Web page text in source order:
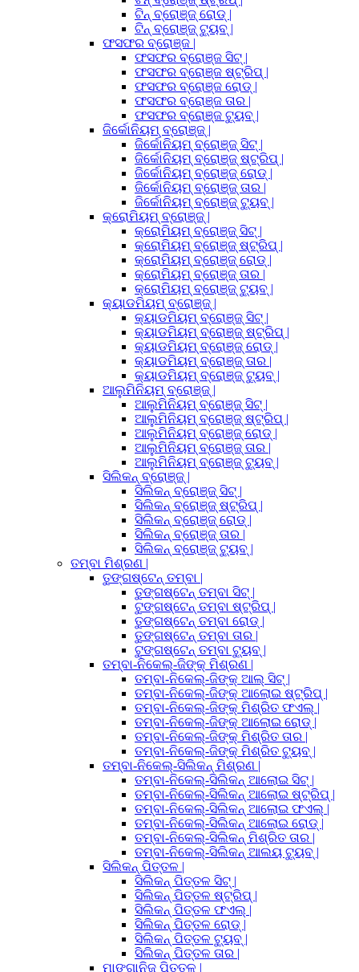
ଟିନ୍ ବ୍ରୋଞ୍ଜ୍ ରୋଡ୍ |
ଟିନ୍ ବ୍ରୋଞ୍ଜ୍ ଟ୍ୟୁବ୍ |
ଫସଫର ବ୍ରୋଞ୍ଜ |
ଫସଫର ବ୍ରୋଞ୍ଜ ସିଟ୍ |
ଫସଫର ବ୍ରୋଞ୍ଜ ଷ୍ଟ୍ରିପ୍ |
ଫସଫର ବ୍ରୋଞ୍ଜ ରୋଡ୍ |
ଫସଫର ବ୍ରୋଞ୍ଜ ତାର |
ଫସଫର ବ୍ରୋଞ୍ଜ ଟ୍ୟୁବ୍ |
ଜିର୍କୋନିୟମ୍ ବ୍ରୋଞ୍ଜ୍ |
ଜିର୍କୋନିୟମ୍ ବ୍ରୋଞ୍ଜ୍ ସିଟ୍ |
ଜିର୍କୋନିୟମ୍ ବ୍ରୋଞ୍ଜ୍ ଷ୍ଟ୍ରିପ୍ |
ଜିର୍କୋନିୟମ୍ ବ୍ରୋଞ୍ଜ୍ ରୋଡ୍ |
ଜିର୍କୋନିୟମ୍ ବ୍ରୋଞ୍ଜ୍ ତାର |
ଜିର୍କୋନିୟମ୍ ବ୍ରୋଞ୍ଜ୍ ଟ୍ୟୁବ୍ |
କ୍ରୋମିୟମ୍ ବ୍ରୋଞ୍ଜ୍ |
କ୍ରୋମିୟମ୍ ବ୍ରୋଞ୍ଜ୍ ସିଟ୍ |
କ୍ରୋମିୟମ୍ ବ୍ରୋଞ୍ଜ୍ ଷ୍ଟ୍ରିପ୍ |
କ୍ରୋମିୟମ୍ ବ୍ରୋଞ୍ଜ୍ ରୋଡ୍ |
କ୍ରୋମିୟମ୍ ବ୍ରୋଞ୍ଜ୍ ତାର |
କ୍ରୋମିୟମ୍ ବ୍ରୋଞ୍ଜ୍ ଟ୍ୟୁବ୍ |
କ୍ୟାଡମିୟମ୍ ବ୍ରୋଞ୍ଜ୍ |
କ୍ୟାଡମିୟମ୍ ବ୍ରୋଞ୍ଜ୍ ସିଟ୍ |
କ୍ୟାଡମିୟମ୍ ବ୍ରୋଞ୍ଜ୍ ଷ୍ଟ୍ରିପ୍ |
କ୍ୟାଡମିୟମ୍ ବ୍ରୋଞ୍ଜ୍ ରୋଡ୍ |
କ୍ୟାଡମିୟମ୍ ବ୍ରୋଞ୍ଜ୍ ତାର |
କ୍ୟାଡମିୟମ୍ ବ୍ରୋଞ୍ଜ୍ ଟ୍ୟୁବ୍ |
ଆଲୁମିନିୟମ୍ ବ୍ରୋଞ୍ଜ୍ |
ଆଲୁମିନିୟମ୍ ବ୍ରୋଞ୍ଜ୍ ସିଟ୍ |
ଆଲୁମିନିୟମ୍ ବ୍ରୋଞ୍ଜ୍ ଷ୍ଟ୍ରିପ୍ |
ଆଲୁମିନିୟମ୍ ବ୍ରୋଞ୍ଜ୍ ରୋଡ୍ |
ଆଲୁମିନିୟମ୍ ବ୍ରୋଞ୍ଜ୍ ତାର |
ଆଲୁମିନିୟମ୍ ବ୍ରୋଞ୍ଜ୍ ଟ୍ୟୁବ୍ |
ସିଲିକନ୍ ବ୍ରୋଞ୍ଜ୍ |
ସିଲିକନ୍ ବ୍ରୋଞ୍ଜ୍ ସିଟ୍ |
ସିଲିକନ୍ ବ୍ରୋଞ୍ଜ୍ ଷ୍ଟ୍ରିପ୍ |
ସିଲିକନ୍ ବ୍ରୋଞ୍ଜ୍ ରୋଡ୍ |
ସିଲିକନ୍ ବ୍ରୋଞ୍ଜ୍ ତାର |
ସିଲିକନ୍ ବ୍ରୋଞ୍ଜ୍ ଟ୍ୟୁବ୍ |
ତମ୍ବା ମିଶ୍ରଣ |
ତୁଙ୍ଗଷ୍ଟେନ୍ ତମ୍ବା |
ତୁଙ୍ଗଷ୍ଟେନ୍ ତମ୍ବା ସିଟ୍ |
ଟୁଙ୍ଗଷ୍ଟେନ୍ ତମ୍ବା ଷ୍ଟ୍ରିପ୍ |
ତୁଙ୍ଗଷ୍ଟେନ୍ ତମ୍ବା ରୋଡ୍ |
ତୁଙ୍ଗଷ୍ଟେନ୍ ତମ୍ବା ତାର |
ଟୁଙ୍ଗଷ୍ଟେନ୍ ତମ୍ବା ଟ୍ୟୁବ୍ |
ତମ୍ବା-ନିକେଲ୍-ଜିଙ୍କ୍ ମିଶ୍ରଣ |
ତମ୍ବା-ନିକେଲ୍-ଜିଙ୍କ୍ ଆଲ୍ ସିଟ୍ |
ତମ୍ବା-ନିକେଲ୍-ଜିଙ୍କ୍ ଆଲୋଇ ଷ୍ଟ୍ରିପ୍ |
ତମ୍ବା-ନିକେଲ୍-ଜିଙ୍କ୍ ମିଶ୍ରିତ ଫଏଲ୍ |
ତମ୍ବା-ନିକେଲ୍-ଜିଙ୍କ୍ ଆଲୋଇ ରୋଡ୍ |
ତମ୍ବା-ନିକେଲ୍-ଜିଙ୍କ୍ ମିଶ୍ରିତ ତାର |
ତମ୍ବା-ନିକେଲ୍-ଜିଙ୍କ୍ ମିଶ୍ରିତ ଟ୍ୟୁବ୍ |
ତମ୍ବା-ନିକେଲ୍-ସିଲିକନ୍ ମିଶ୍ରଣ |
ତମ୍ବା-ନିକେଲ୍-ସିଲିକନ୍ ଆଲୋଇ ସିଟ୍ |
ତମ୍ବା-ନିକେଲ୍-ସିଲିକନ୍ ଆଲୋଇ ଷ୍ଟ୍ରିପ୍ |
ତମ୍ବା-ନିକେଲ୍-ସିଲିକନ୍ ଆଲୋଇ ଫଏଲ୍ |
ତମ୍ବା-ନିକେଲ୍-ସିଲିକନ୍ ଆଲୋଇ ରୋଡ୍ |
ତମ୍ବା-ନିକେଲ୍-ସିଲିକନ୍ ମିଶ୍ରିତ ତାର |
ତମ୍ବା-ନିକେଲ୍-ସିଲିକନ୍ ଆଲୟ ଟ୍ୟୁବ୍ |
ସିଲିକନ୍ ପିତ୍ତଳ |
ସିଲିକନ୍ ପିତ୍ତଳ ସିଟ୍ |
ସିଲିକନ୍ ପିତ୍ତଳ ଷ୍ଟ୍ରିପ୍ |
ସିଲିକନ୍ ପିତ୍ତଳ ଫଏଲ୍ |
ସିଲିକନ୍ ପିତ୍ତଳ ରୋଡ୍ |
ସିଲିକନ୍ ପିତ୍ତଳ ଟ୍ୟୁବ୍ |
ସିଲିକନ୍ ପିତ୍ତଳ ତାର |
ମାଙ୍ଗାନିଜ୍ ପିତ୍ତଳ |